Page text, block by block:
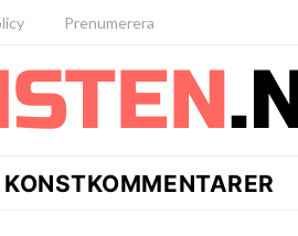
Prenumerera
KONSTKOMMENTARER